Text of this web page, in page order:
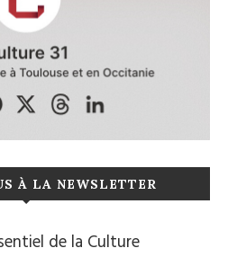
À LA NEWSLETTER
de la Culture